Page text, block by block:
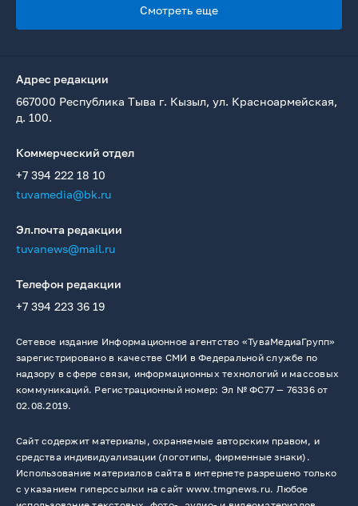
Смотреть еще
Адрес редакции
667000 Республика Тыва г. Кызыл, ул. Красноармейская,
д. 100.
Коммерческий отдел
+7 394 222 18 10
tuvamedia@bk.ru
Эл.почта редакции
tuvanews@mail.ru
Телефон редакции
+7 394 223 36 19
Сетевое издание Информационное агентство «ТуваМедиаГрупп»
зарегистрировано в качестве СМИ в Федеральной службе по
надзору в сфере связи, информационных технологий и массовых
коммуникаций. Регистрационный номер: Эл № ФС77 — 76336 от
02.08.2019.
Сайт содержит материалы, охраняемые авторским правом, и
средства индивидуализации (логотипы, фирменные знаки).
Использование материалов сайта в интернете разрешено только
с указанием гиперссылки на сайт www.tmgnews.ru. Любое